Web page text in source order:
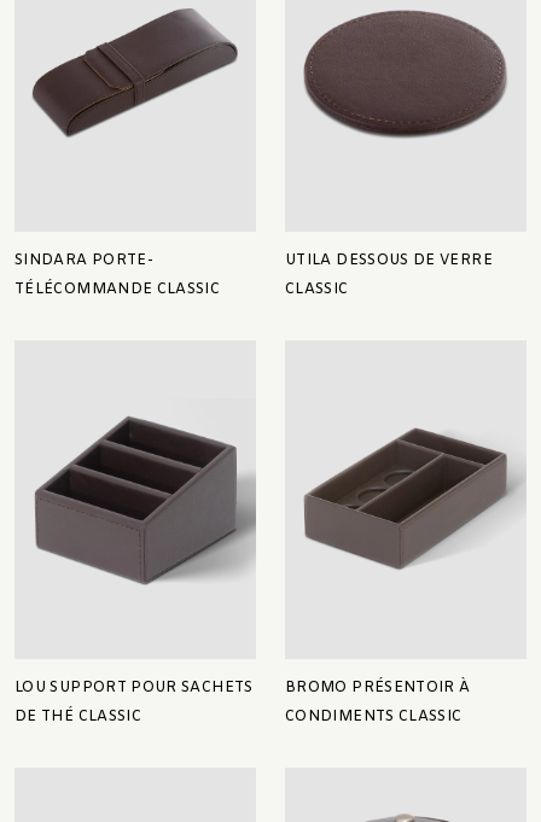
SINDARA PORTE-
TÉLÉCOMMANDE CLASSIC
UTILA DESSOUS DE VERRE
CLASSIC
LOU SUPPORT POUR SACHETS
DE THÉ CLASSIC
BROMO PRÉSENTOIR À
CONDIMENTS CLASSIC